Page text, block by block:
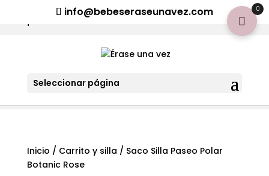
¡Aviso importante para tod@s! Si necesitan más información
info@bebeseraseunavez.com
Seleccionar página
Inicio / Carrito y silla / Saco Silla Paseo Polar
Botanic Rose
0